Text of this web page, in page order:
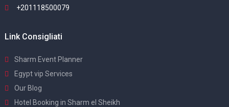
+201118500079
Link Consigliati
Sharm Event Planner
Egypt vip Services
Our Blog
Hotel Booking in Sharm el Sheikh